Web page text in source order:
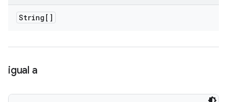
String[]
igual a